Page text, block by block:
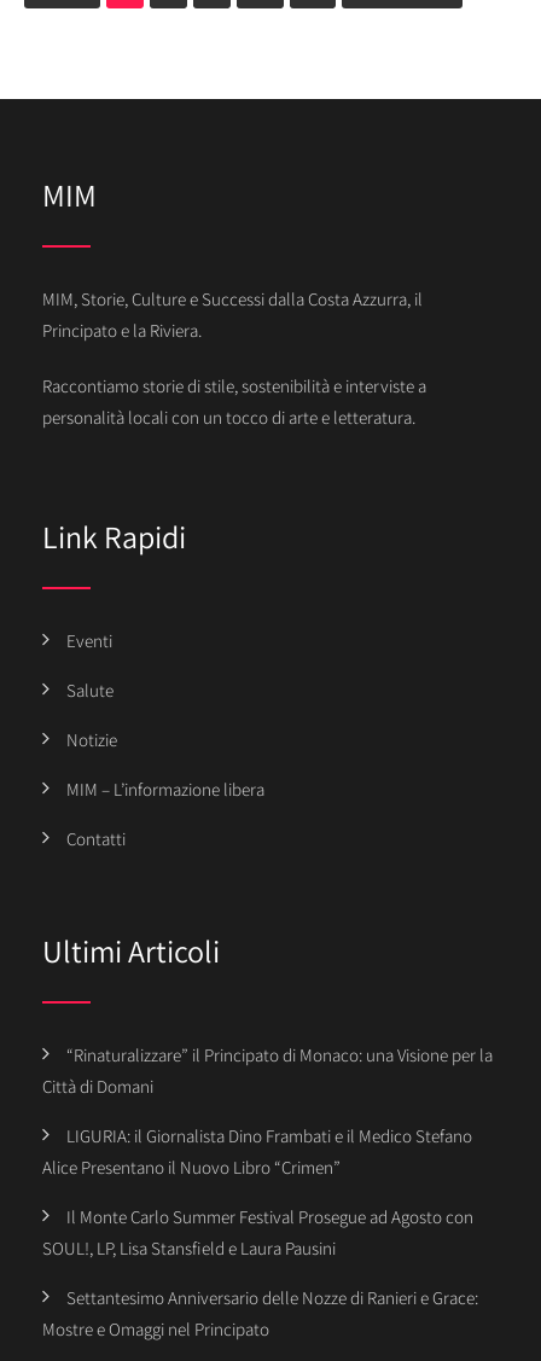
MIM
MIM, Storie, Culture e Successi dalla Costa Azzurra, il
Principato e la Riviera.
Raccontiamo storie di stile, sostenibilità e interviste a
personalità locali con un tocco di arte e letteratura.
Link Rapidi
Eventi
Salute
Notizie
MIM – L’informazione libera
Contatti
Ultimi Articoli
“Rinaturalizzare” il Principato di Monaco: una Visione per la
Città di Domani
LIGURIA: il Giornalista Dino Frambati e il Medico Stefano
Alice Presentano il Nuovo Libro “Crimen”
Il Monte Carlo Summer Festival Prosegue ad Agosto con
SOUL!, LP, Lisa Stansfield e Laura Pausini
Settantesimo Anniversario delle Nozze di Ranieri e Grace:
Mostre e Omaggi nel Principato